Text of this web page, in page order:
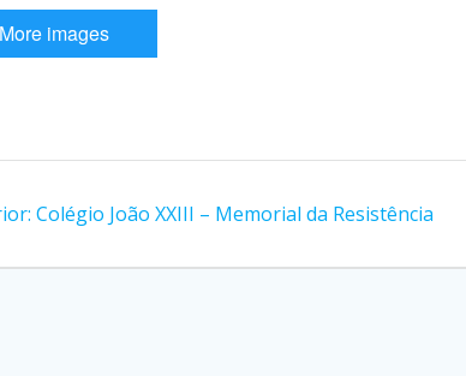
More images
Post
Colégio João XXIII – Memorial da Resistência
Parceiros